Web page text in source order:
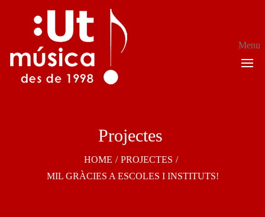
Menu
HOME / PROJECTES /
MIL GRÀCIES A ESCOLES I INSTITUTS!